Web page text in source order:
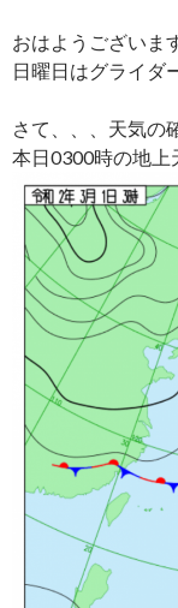
おはようございま
日曜日はグライダ
さて、、、天気の
本日0300時の地上